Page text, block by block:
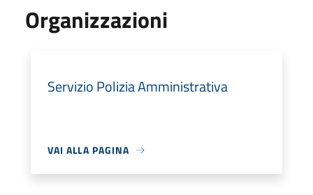
Organizzazioni
Servizio Polizia Amministrativa
VAI ALLA PAGINA